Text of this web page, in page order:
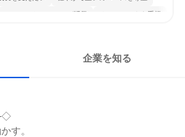
コミュニケーションが活発 チームワークを重視
企業を知る
す。